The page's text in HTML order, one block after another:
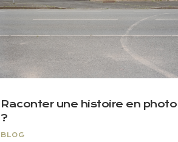
Raconter une histoire en photo
?
BLOG